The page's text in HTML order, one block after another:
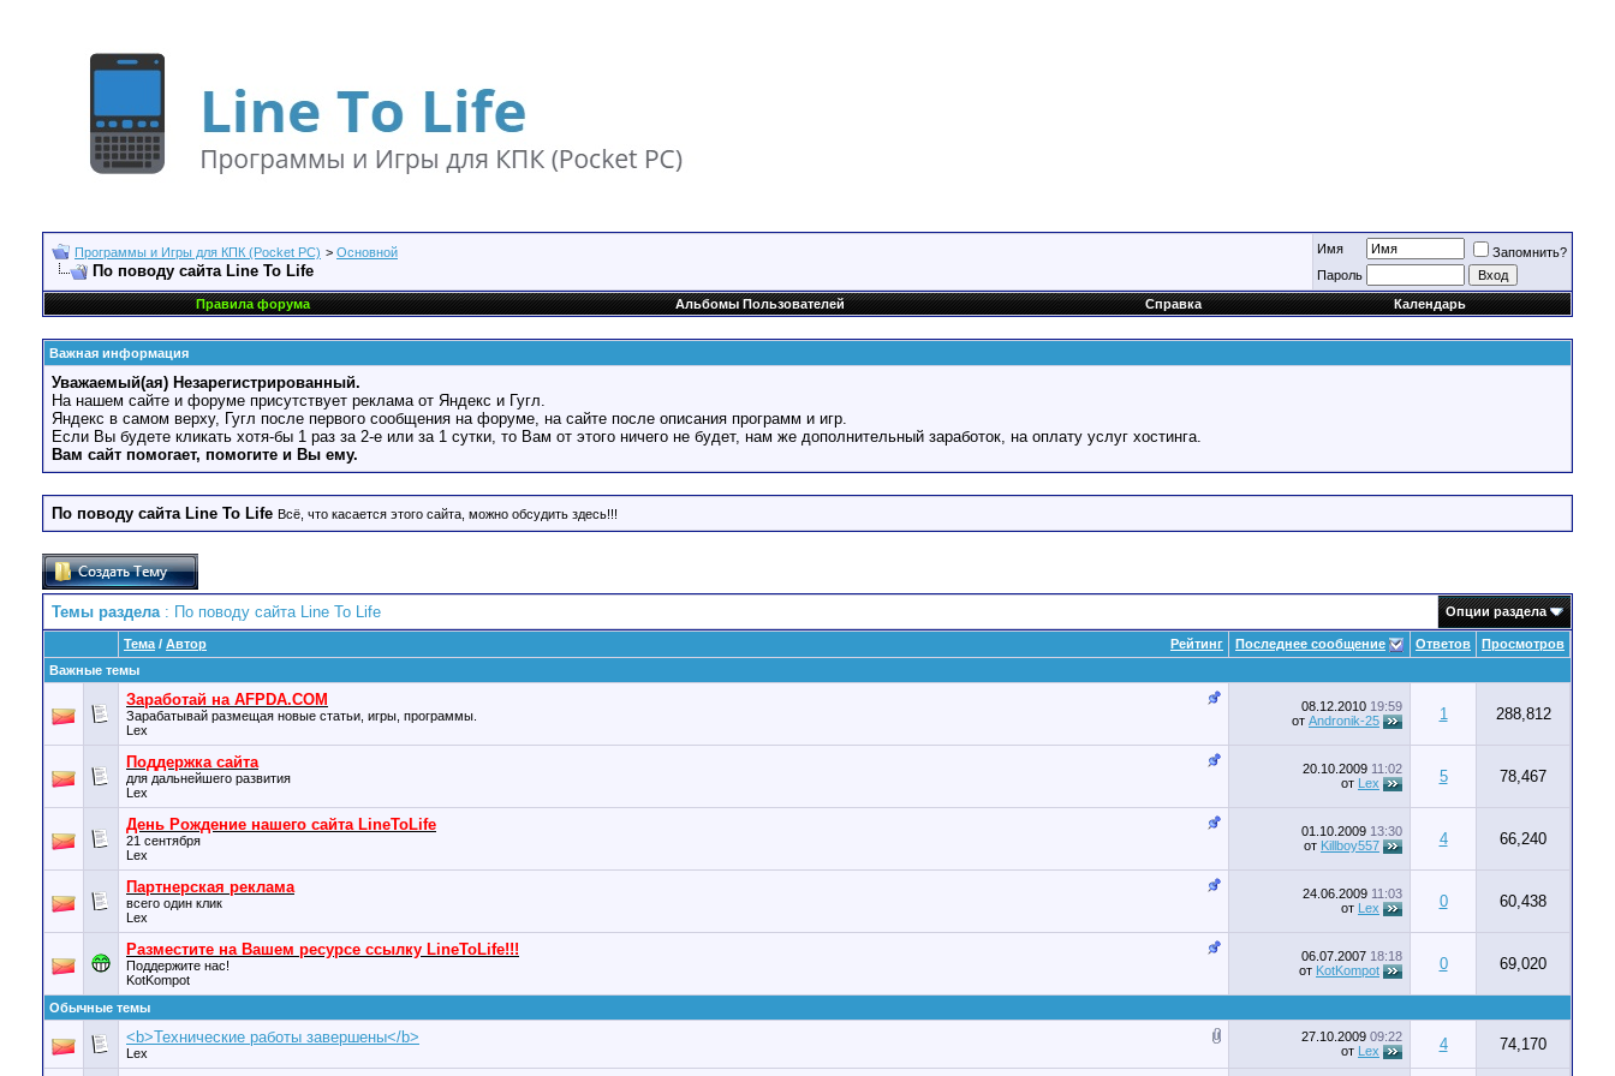
Программы и Игры для КПК (Pocket PC) > Основной
По поводу сайта Line To Life
Имя
Запомнить?
Пароль
Правила форума
Альбомы Пользователей Справка Календарь
Важная информация
Уважаемый(ая) Незарегистрированный.
На нашем сайте и форуме присутствует реклама от Яндекс и Гугл.
Яндекс в самом верху, Гугл после первого сообщения на форуме, на сайте после описания программ и игр.
Если Вы будете кликать хотя-бы 1 раз за 2-е или за 1 сутки, то Вам от этого ничего не будет, нам же дополнительный заработок, на оплату услуг хостинга.
Вам сайт помогает, помогите и Вы ему.
По поводу сайта Line To Life Всё, что касается этого сайта, можно обсудить здесь!!!
Темы раздела: По поводу сайта Line To Life Опции раздела
Рейтинг
Тема / Автор Последнее сообщение Ответов
Просмотров
Важные темы
Заработай на AFPDA.COM
Зарабатывай размещая новые статьи, игры, программы.
Lex
08.12.2010 19:59
от Andronik-25 1 288,812
Поддержка сайта
для дальнейшего развития
Lex
20.10.2009 11:02
от Lex 5 78,467
День Рождение нашего сайта LineToLife
21 сентября
Lex
01.10.2009 13:30
от Killboy557 4 66,240
Партнерская реклама
всего один клик
Lex
24.06.2009 11:03
от Lex 0 60,438
Разместите на Вашем ресурсе ссылку LineToLife!!!
Поддержите нас!
KotKompot
06.07.2007 18:18
от KotKompot 0 69,020
Обычные темы
<b>Технические работы завершены</b>
Lex
27.10.2009 09:22
от Lex 4 74,170